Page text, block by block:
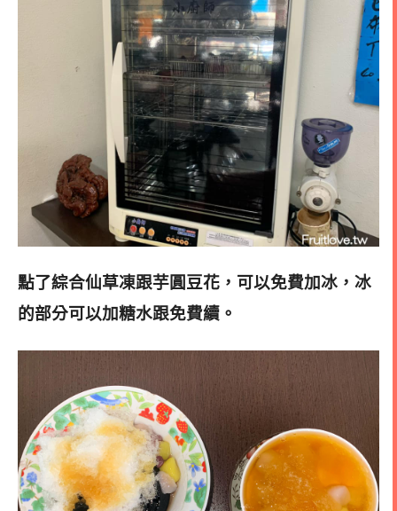
點了綜合仙草凍跟芋圓豆花，可以免費加冰，冰
的部分可以加糖水跟免費續 。